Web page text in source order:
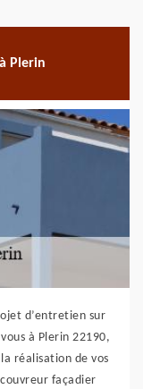
Plerin
d’entretien sur
à Plerin 22190,
réalisation de vos
façadier